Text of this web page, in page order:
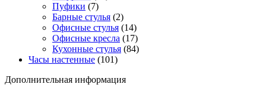
Пуфики (7)
Барные стулья (2)
Офисные стулья (14)
Офисные кресла (17)
Кухонные стулья (84)
Часы настенные (101)
Дополнительная информация